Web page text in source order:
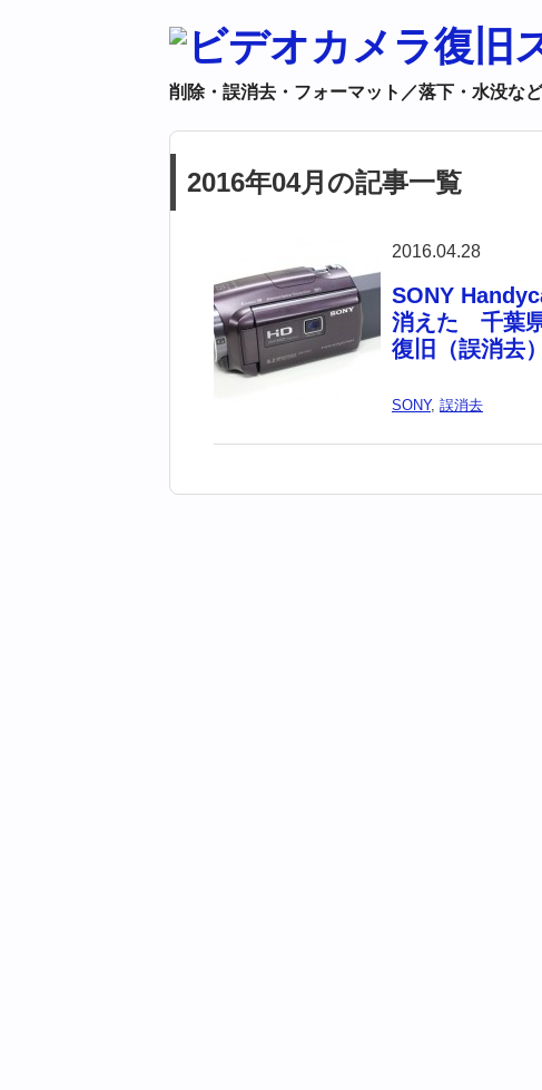
削除・誤消去・フォーマット／落下・水没な
2016年04月の記事一覧
2016.04.28
SONY
消えた 千葉
復旧（誤消去）
SONY, 誤消去